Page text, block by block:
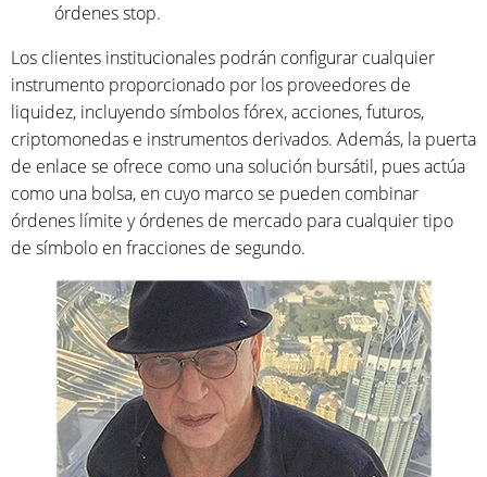
órdenes stop.
Los clientes institucionales podrán configurar cualquier
instrumento proporcionado por los proveedores de
liquidez, incluyendo símbolos fórex, acciones, futuros,
criptomonedas e instrumentos derivados. Además, la puerta
de enlace se ofrece como una solución bursátil, pues actúa
como una bolsa, en cuyo marco se pueden combinar
órdenes límite y órdenes de mercado para cualquier tipo
de símbolo en fracciones de segundo.